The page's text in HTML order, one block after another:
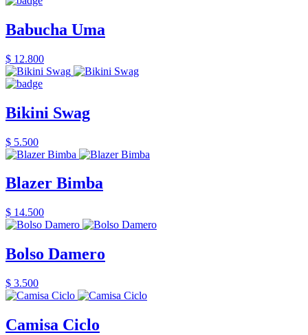
Babucha Uma
$ 12.800
Bikini Swag
$ 5.500
Blazer Bimba
$ 14.500
Bolso Damero
$ 3.500
Camisa Ciclo